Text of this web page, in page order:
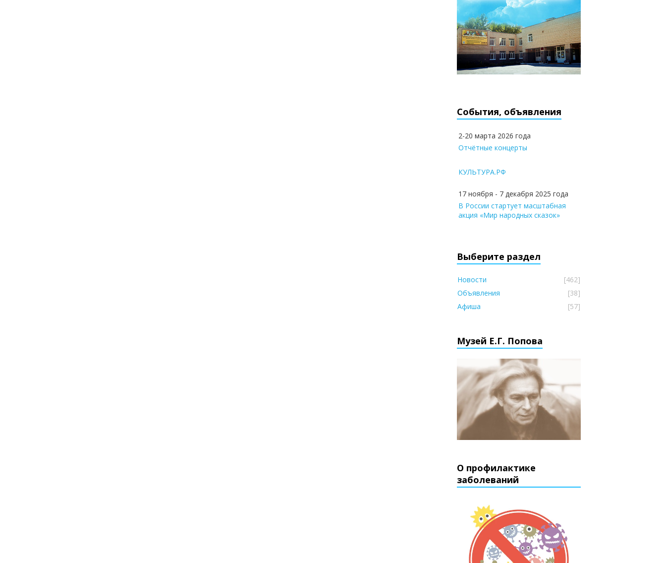
События, объявления
2-20 марта 2026 года
Отчётные концерты
КУЛЬТУРА.РФ
17 ноября - 7 декабря 2025 года
В России стартует масштабная
акция «Мир народных сказок»
Выберите раздел
Новости
[462]
Объявления
[38]
Афиша
[57]
Музей Е.Г. Попова
О профилактике
заболеваний